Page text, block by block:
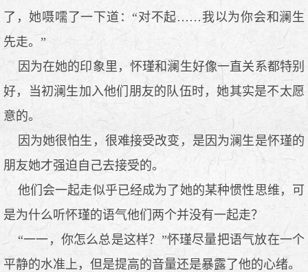
了，她嗫嚅了一下道：“对不起……我以为你会和澜生
先走。”
因为在她的印象里，怀瑾和澜生好像一直关系都特别
好，当初澜生加入他们朋友的队伍时，她其实是不太愿
意的。
因为她很怕生，很难接受改变，是因为澜生是怀瑾的
朋友她才强迫自己去接受的。
他们会一起走似乎已经成为了她的某种惯性思维，可
是为什么听怀瑾的语气他们两个并没有一起走？
“一一，你怎么总是这样？”怀瑾尽量把语气放在一个
平静的水准上，但是提高的音量还是暴露了他的心绪。